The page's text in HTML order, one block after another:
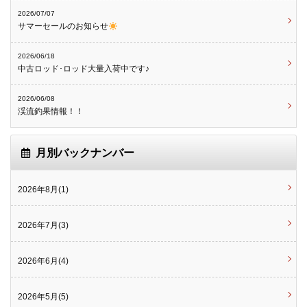
2026/07/07
サマーセールのお知らせ
2026/06/18
中古ロッド･ロッド大量入荷中です♪
2026/06/08
渓流釣果情報！！
月別バックナンバー
2026年8月(1)
2026年7月(3)
2026年6月(4)
2026年5月(5)